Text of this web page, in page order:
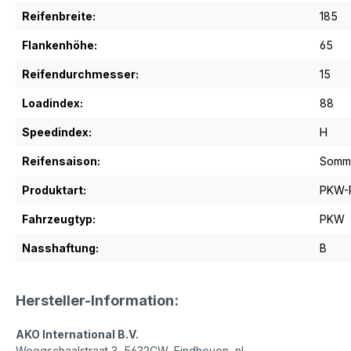
Reifenbreite: 185
Flankenhöhe: 65
Reifendurchmesser: 15
Loadindex: 88
Speedindex: H
Reifensaison:
Produktart:
Fahrzeugtyp: PKW
Nasshaftung: B
Hersteller-Information:
AKO International B.V.